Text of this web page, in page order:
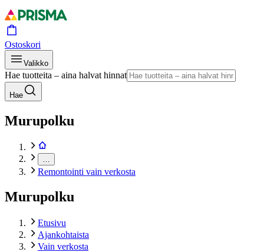
Ostoskori
Valikko
Hae tuotteita – aina halvat hinnat
Hae
Murupolku
Remontointi vain verkosta
Murupolku
Etusivu
Ajankohtaista
Vain verkosta